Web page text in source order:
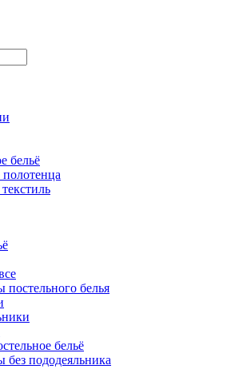
бельё
постельного белья
бельё
без пододеяльника